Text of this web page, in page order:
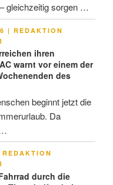
gleichzeitig sorgen …
| REDAKTION
ihren
warnt vor einem der
des
beginnt jetzt die
Da
REDAKTION
durch die